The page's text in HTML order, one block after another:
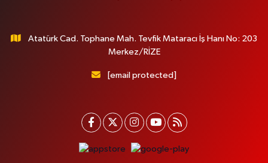
Atatürk Cad. Tophane Mah. Tevfik Mataracı İş Hanı No: 203
Merkez/RİZE
[email protected]